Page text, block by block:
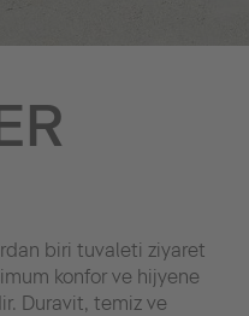
biri tuvaleti ziyaret
konfor ve hijyene
Duravit, temiz ve